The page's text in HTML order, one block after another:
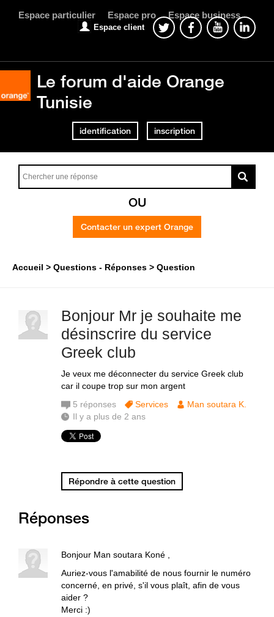
Espace particulier Espace pro Espace business
Espace client
Le forum d'aide Orange
Tunisie
identification inscription
OU
Contacter un expert Orange
Accueil Questions - Réponses Question
Bonjour Mr je souhaite me
désinscrire du service
Greek club
Je veux me déconnecter du service Greek club
car il coupe trop sur mon argent
5 réponses Services
Man soutara K.
Il y a plus de 2 ans
Répondre à cette question
Réponses
Bonjour Man soutara Koné ,
Auriez-vous l'amabilité de nous fournir le numéro
concerné, en privé, s'il vous plaît, afin de vous
aider ?
Merci :)